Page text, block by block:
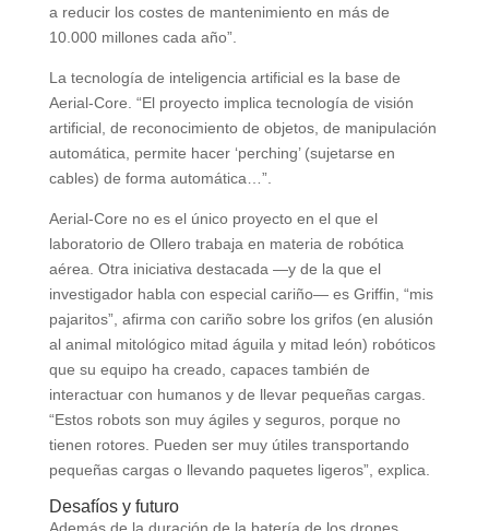
a reducir los costes de mantenimiento en más de
10.000 millones cada año”.
La tecnología de inteligencia artificial es la base de
Aerial-Core. “El proyecto implica tecnología de visión
artificial, de reconocimiento de objetos, de manipulación
automática, permite hacer ‘perching’ (sujetarse en
cables) de forma automática…”.
Aerial-Core no es el único proyecto en el que el
laboratorio de Ollero trabaja en materia de robótica
aérea. Otra iniciativa destacada —y de la que el
investigador habla con especial cariño— es Griffin, “mis
pajaritos”, afirma con cariño sobre los grifos (en alusión
al animal mitológico mitad águila y mitad león) robóticos
que su equipo ha creado, capaces también de
interactuar con humanos y de llevar pequeñas cargas.
“Estos robots son muy ágiles y seguros, porque no
tienen rotores. Pueden ser muy útiles transportando
pequeñas cargas o llevando paquetes ligeros”, explica.
Desafíos y futuro
Además de la duración de la batería de los drones,